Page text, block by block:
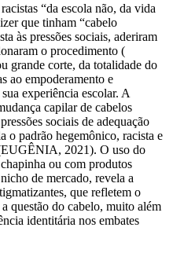
“da escola não, da vida
que tinham “cabelo
às pressões sociais, aderiram
o procedimento (
grande corte, da totalidade do
ao empoderamento e
experiência escolar. A
capilar de cabelos
sociais de adequação
o padrão hegemônico, racista e
2021). O uso do
ou com produtos
de mercado, revela a
que refletem o
questão do cabelo, muito além
identitária nos embates